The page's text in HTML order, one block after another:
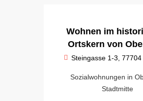
Wohnen im
Ortskern von
Steingasse 1-3,
Sozialwohnungen in
Stadtmitte